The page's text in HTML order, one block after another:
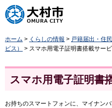
大村市
ホーム > くらしの情報 > 戸籍届出・住
ビス）
> スマホ用電子証明書搭載サー
スマホ用電子証明書
お持ちのスマートフォンに、マイナン